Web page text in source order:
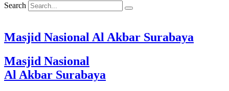
Search
Masjid Nasional Al Akbar Surabaya
Masjid Nasional
Al Akbar Surabaya